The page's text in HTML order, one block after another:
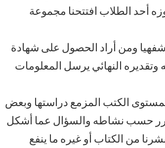
أحد الطلاب افتتحنا مجموعة
ومن أراد الحصول على شهادة
وتقديره النهائي يرسل المعلومات
الكتب المزمع دراستها وبعض
حسب نشاطه والسؤال عما أشكل
من الكتاب أو غيره ما ينفع